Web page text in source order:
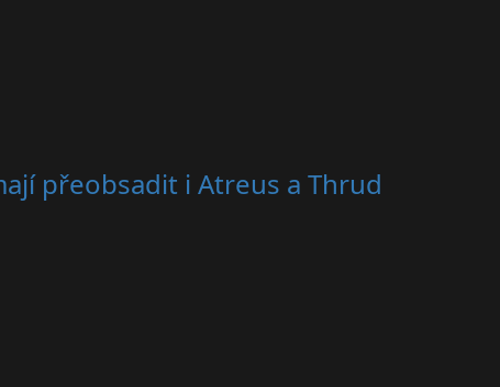
přeobsadit i Atreus a Thrud